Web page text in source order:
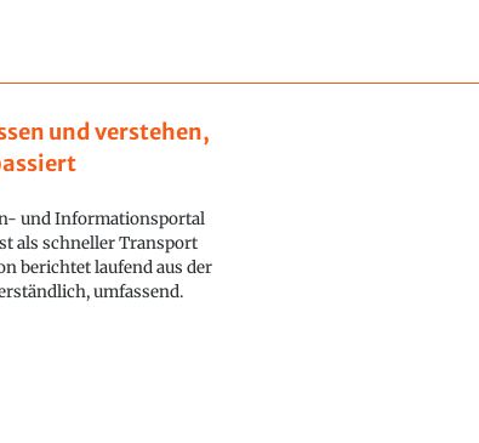
und verstehen,
und Informationsportal
als schneller Transport
berichtet laufend aus der
umfassend.